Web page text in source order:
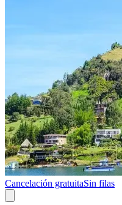
Cancelación gratuitaSin filas